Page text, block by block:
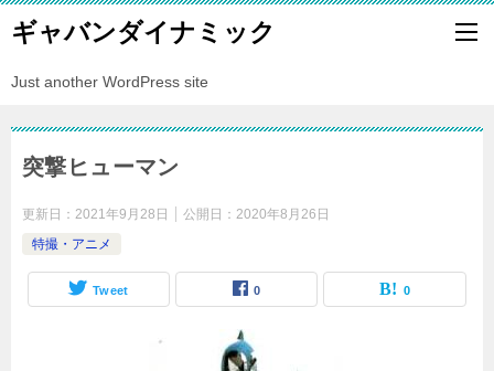
ギャバンダイナミック
Just another WordPress site
突撃ヒューマン
更新日： 2021年9月28日 公開日： 2020年8月26日
特撮・アニメ
Tweet 0 0